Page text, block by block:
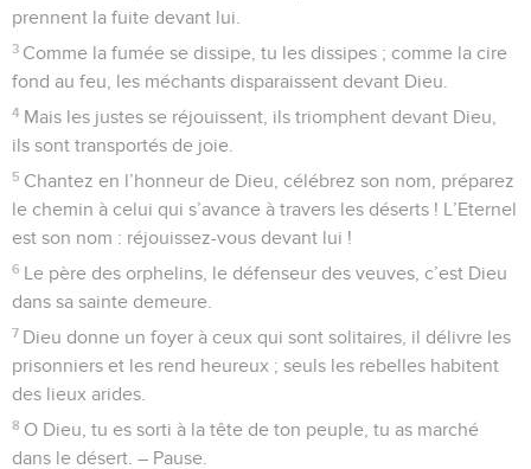
prennent la fuite devant lui.
3 Comme la fumée se dissipe, tu les dissipes ; comme la cire
fond au feu, les méchants disparaissent devant Dieu.
4 Mais les justes se réjouissent, ils triomphent devant Dieu,
ils sont transportés de joie.
5 Chantez en l’honneur de Dieu, célébrez son nom, préparez
le chemin à celui qui s’avance à travers les déserts ! L’Eternel
est son nom : réjouissez-vous devant lui !
6 Le père des orphelins, le défenseur des veuves, c’est Dieu
dans sa sainte demeure.
7 Dieu donne un foyer à ceux qui sont solitaires, il délivre les
prisonniers et les rend heureux ; seuls les rebelles habitent
des lieux arides.
8 O Dieu, tu es sorti à la tête de ton peuple, tu as marché
dans le désert. – Pause.